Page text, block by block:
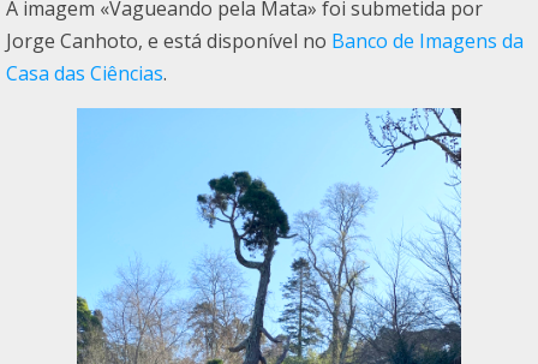
A imagem «Vagueando pela Mata» foi submetida por
Jorge Canhoto, e está disponível no Banco de Imagens da
Casa das Ciências.